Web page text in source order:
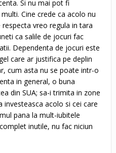
Si nu mai pot fi
Cine crede ca acolo nu
respecta vreo regula in tara
ca salile de jocuri fac
Dependenta de jocuri este
care ar justifica pe deplin
cum asta nu se poate intr-o
in general, o buna
din SUA; sa-i trimita in zone
investeasca acolo si cei care
pana la mult-iubitele
inutile, nu fac niciun